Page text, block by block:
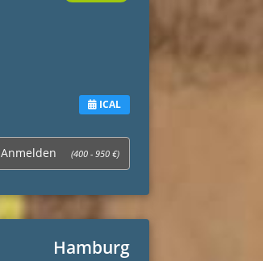
ICAL
Anmelden (400 - 950 €)
Hamburg